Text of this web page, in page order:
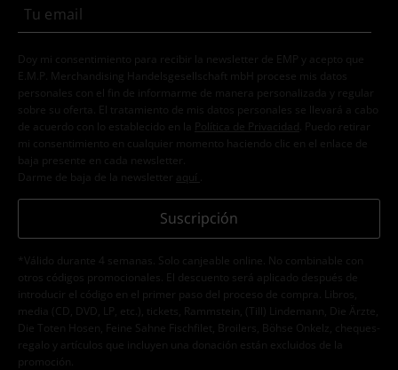
Doy mi consentimiento para recibir la newsletter de EMP y acepto que
E.M.P. Merchandising Handelsgesellschaft mbH procese mis datos
personales con el fin de informarme de manera personalizada y regular
sobre su oferta. El tratamiento de mis datos personales se llevará a cabo
de acuerdo con lo establecido en la
Política de Privacidad . Puedo retirar
mi consentimiento en cualquier momento haciendo clic en el enlace de
baja presente en cada newsletter.
Darme de baja de la newsletter
aquí
Suscripción
*Válido durante 4 semanas. Solo canjeable online. No combinable con
otros códigos promocionales. El descuento será aplicado después de
introducir el código en el primer paso del proceso de compra. Libros,
media (CD, DVD, LP, etc.), tickets, Rammstein, (Till) Lindemann, Die Ärzte,
Die Toten Hosen, Feine Sahne Fischfilet, Broilers, Böhse Onkelz, cheques-
regalo y artículos que incluyen una donación están excluidos de la
promoción.